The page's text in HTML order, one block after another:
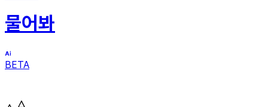
물어봐
BETA